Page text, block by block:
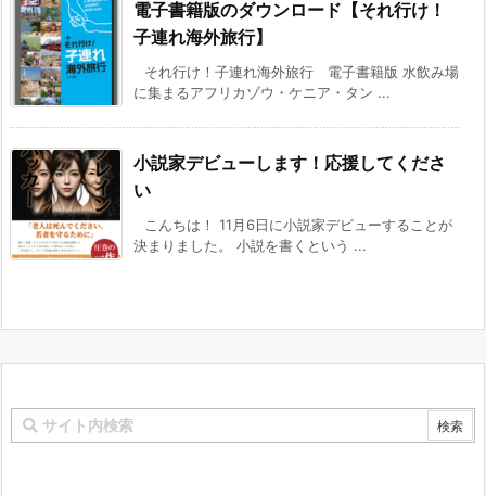
電子書籍版のダウンロード【それ行け！
子連れ海外旅行】
それ行け！子連れ海外旅行 電子書籍版 水飲み場
に集まるアフリカゾウ・ケニア・タン ...
小説家デビューします！応援してくださ
い
こんちは！ 11月6日に小説家デビューすることが
決まりました。 小説を書くという ...